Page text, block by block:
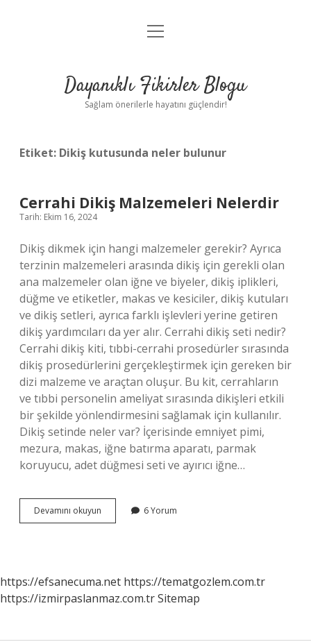
Anasayfa
Yasal Uyarı
menüyü
Dayanıklı Fikirler Blogu
Sağlam önerilerle hayatını güçlendir!
Etiket: Dikiş kutusunda neler bulunur
Cerrahi Dikiş Malzemeleri Nelerdir
Tarih: Ekim 16, 2024
Dikiş dikmek için hangi malzemeler gerekir? Ayrıca
terzinin malzemeleri arasında dikiş için gerekli olan
ana malzemeler olan iğne ve biyeler, dikiş iplikleri,
düğme ve etiketler, makas ve kesiciler, dikiş kutuları
ve dikiş setleri, ayrıca farklı işlevleri yerine getiren
dikiş yardımcıları da yer alır. Cerrahi dikiş seti nedir?
Cerrahi dikiş kiti, tıbbi-cerrahi prosedürler sırasında
dikiş prosedürlerini gerçekleştirmek için gereken bir
dizi malzeme ve araçtan oluşur. Bu kit, cerrahların
ve tıbbi personelin ameliyat sırasında dikişleri etkili
bir şekilde yönlendirmesini sağlamak için kullanılır.
Dikiş setinde neler var? İçerisinde emniyet pimi,
mezura, makas, iğne batırma aparatı, parmak
koruyucu, adet düğmesi seti ve ayırıcı iğne…
Devamını okuyun
Dikiş
6 Yorum
https://efsanecuma.net https://tematgozlem.com.tr
https://izmirpaslanmaz.com.trSitemap